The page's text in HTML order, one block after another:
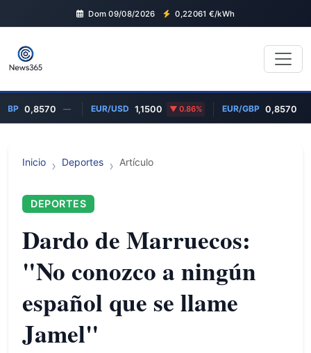
Dom 09/08/2026 0,22061 €/kWh
0,8570 — EUR/USD 1,1500 0.86% EUR/GBP 0,8570
Inicio Deportes Artículo
DEPORTES
Dardo de Marruecos:
"No conozco a ningún
español que se llame
Jamel"